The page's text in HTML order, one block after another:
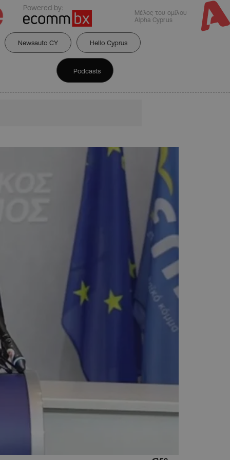
Powered by:
Μέλος του ομίλου
Alpha Cyprus
Newsauto CY Hello Cyprus
Podcasts